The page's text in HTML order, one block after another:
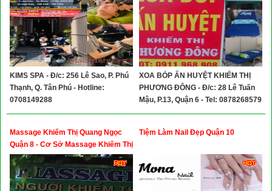
Điện Tử Điện Máy
Làm Đẹp
Thời Trang
Việc Làm
Dịch Vụ
Xây Dựng
Tổng Hợp
KIMS SPA - Đ/c: 256 Lê Sao, P. Phú
Thạnh, Q. Tân Phú - Hotline:
0708149288
XOA BÓP ẤN HUYỆT KHIẾM THỊ
PHƯƠNG ĐÔNG - Đ/c: 28 Lê Tuấn
Mậu, P.13, Quận 6 - Tel: 0878268579
Massage Khiếm Thị Quang Ngọc
Quận 8 - Cơ Sở Massage Khiếm Thị
Ở Quận 8
Tiệm Làm Nail Đẹp Quận 10